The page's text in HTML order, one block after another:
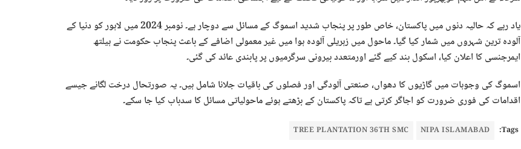
یاد رہے کہ حالیہ دنوں میں پاکستان، خاص طور پر پنجاب شدید اسموگ کے مسائل سے دوچار ہے۔ نومبر 2024 میں لاہور کو دنیا کے
آلودہ ترین شہروں میں شمار کیا گیا۔ ماحول میں زہریلی آلودہ ہوا میں غیر معمولی اضافے کے باعث پنجاب حکومت نے ہیلتھ
ایمرجنسی کا اعلان کیا، اسکول بند کیے گئے اورمتعدد بیرونی سرگرمیوں پر پابندی عائد کی گئی۔
اسموگ کی وجوہات میں گاڑیوں کا دھواں، صنعتی آلودگی اور فصلوں کی باقیات جلانا شامل ہیں۔ یہ صورتحال درخت لگانے جیسے
اقدامات کی فوری ضرورت کو اجاگر کرتی ہے تاکہ پاکستان کے بڑھتے ہوئے ماحولیاتی مسائل کا سدباب کیا جا سکے۔
Tags:
NIPA ISLAMABAD
TREE PLANTATION 36TH SMC